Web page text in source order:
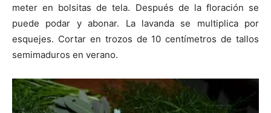
meter en bolsitas de tela. Después de la floración se
puede podar y abonar. La lavanda se multiplica por
esquejes. Cortar en trozos de 10 centímetros de tallos
semimaduros en verano.